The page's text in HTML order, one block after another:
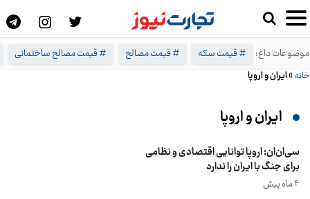
موضوعات داغ: # قیمت سکه # قیمت مصالح # قیمت مصالح ساختمانی
خانه»ایران و اروپا
ایران و اروپا
سی‌ان‌ان: اروپا توانایی اقتصادی و نظامی
برای جنگ با ایران را ندارد
4 ماه پیش